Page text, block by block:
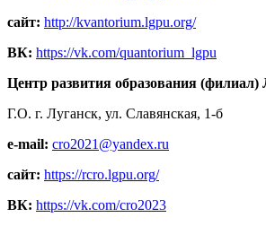
сайт: http://kvantorium.lgpu.org/
ВК: https://vk.com/quantorium_lgpu
Центр развития образования
Г.О. г. Луганск, ул. Славянская, 1-б
e-mail: cro2021@yandex.ru
сайт: https://rcro.lgpu.org/
ВК: https://vk.com/cro2023